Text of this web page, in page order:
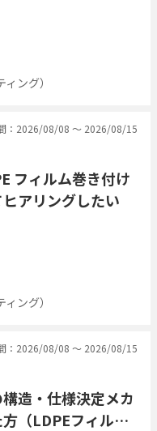
ング）
：2026/08/08 〜 2026/08/15
フィルム巻き付け
アリングしたい
ング）
：2026/08/08 〜 2026/08/15
造・仕様決定メカ
（LDPEフィル